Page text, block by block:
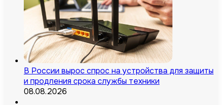
В России вырос спрос на устройства для защиты
и продления срока службы техники
08.08.2026